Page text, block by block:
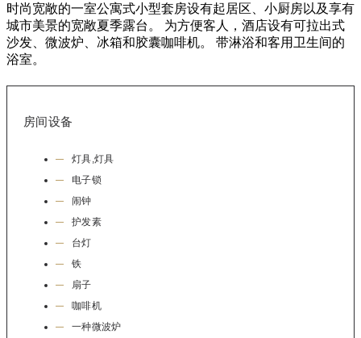
时尚宽敞的一室公寓式小型套房设有起居区、小厨房以及享有
城市美景的宽敞夏季露台。 为方便客人，酒店设有可拉出式
沙发、微波炉、冰箱和胶囊咖啡机。 带淋浴和客用卫生间的
浴室。
房间设备
灯具,灯具
电子锁
闹钟
护发素
台灯
铁
扇子
咖啡机
一种微波炉